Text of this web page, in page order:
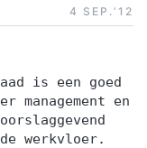
4 SEP.‘12
is een goed
management en
werkvloer.